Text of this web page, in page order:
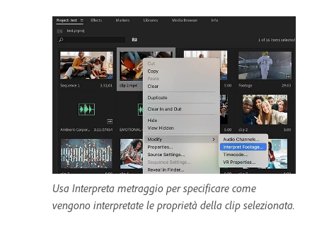
Usa Interpreta metraggio per specificare come
vengono interpretate le proprietà della clip selezionata.